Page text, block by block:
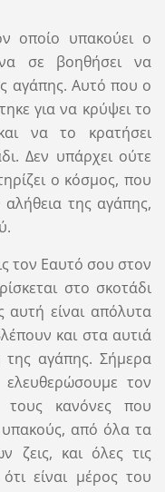
οποίο υπακούει ο
σε βοηθήσει να
αγάπης. Αυτό που ο
για να κρύψει το
να το κρατήσει
Δεν υπάρχει ούτε
ο κόσμος, που
της αγάπης,
τον Εαυτό σου στον
στο σκοτάδι
είναι απόλυτα
και στα αυτιά
αγάπης. Σήμερα
τον
κανόνες που
υπακούς, από όλα τα
ζεις, και όλες τις
είναι μέρος του